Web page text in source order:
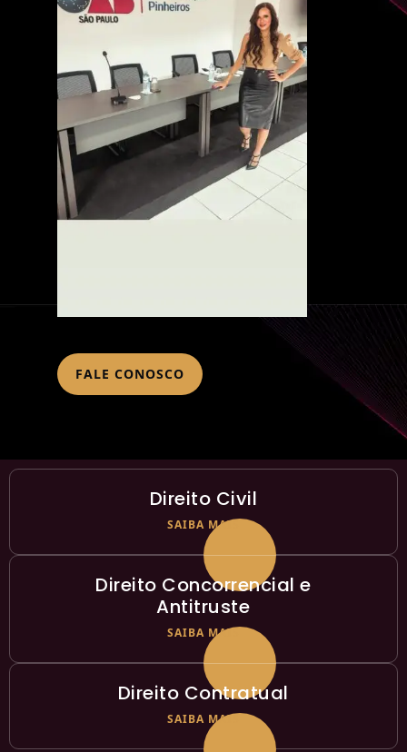
FALE CONOSCO
Direito Civil
SAIBA MAIS
Direito Concorrencial e
Antitruste
SAIBA MAIS
Direito Contratual
SAIBA MAIS